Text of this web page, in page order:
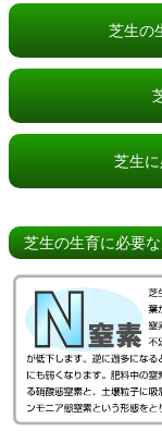
芝生の
芝生
芝生の生育に必要